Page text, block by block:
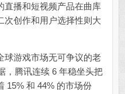
直播和短视频产品在曲库
次创作和用户选择性则大
游戏市场无可争议的老
，腾讯连续 6 年稳坐头把
15% 和 44% 的市场份